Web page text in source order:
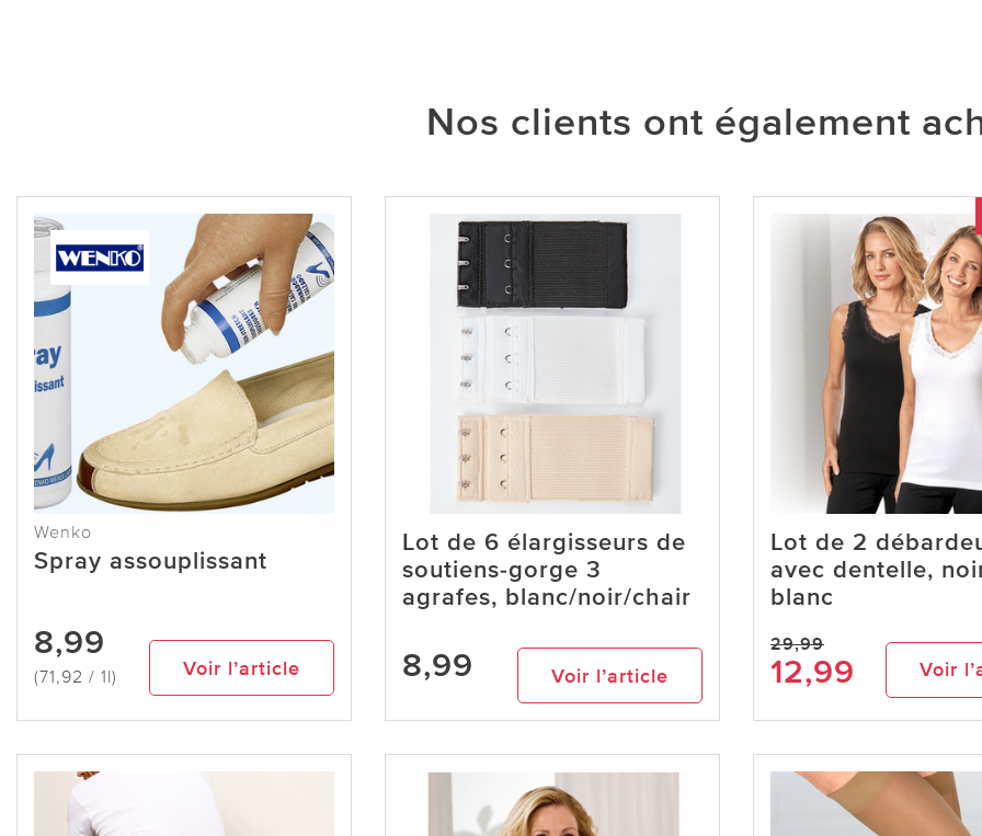
Nos clients ont également
Wenko
Spray assouplissant
8,99
(71,92 / 1l) Voir l’article
Lot de 6 élargisseurs de
soutiens-gorge 3
agrafes, blanc/noir/chair
8,99 Voir l’article
Lot de 2
avec dentelle,
blanc
29,99
12,99 Voir